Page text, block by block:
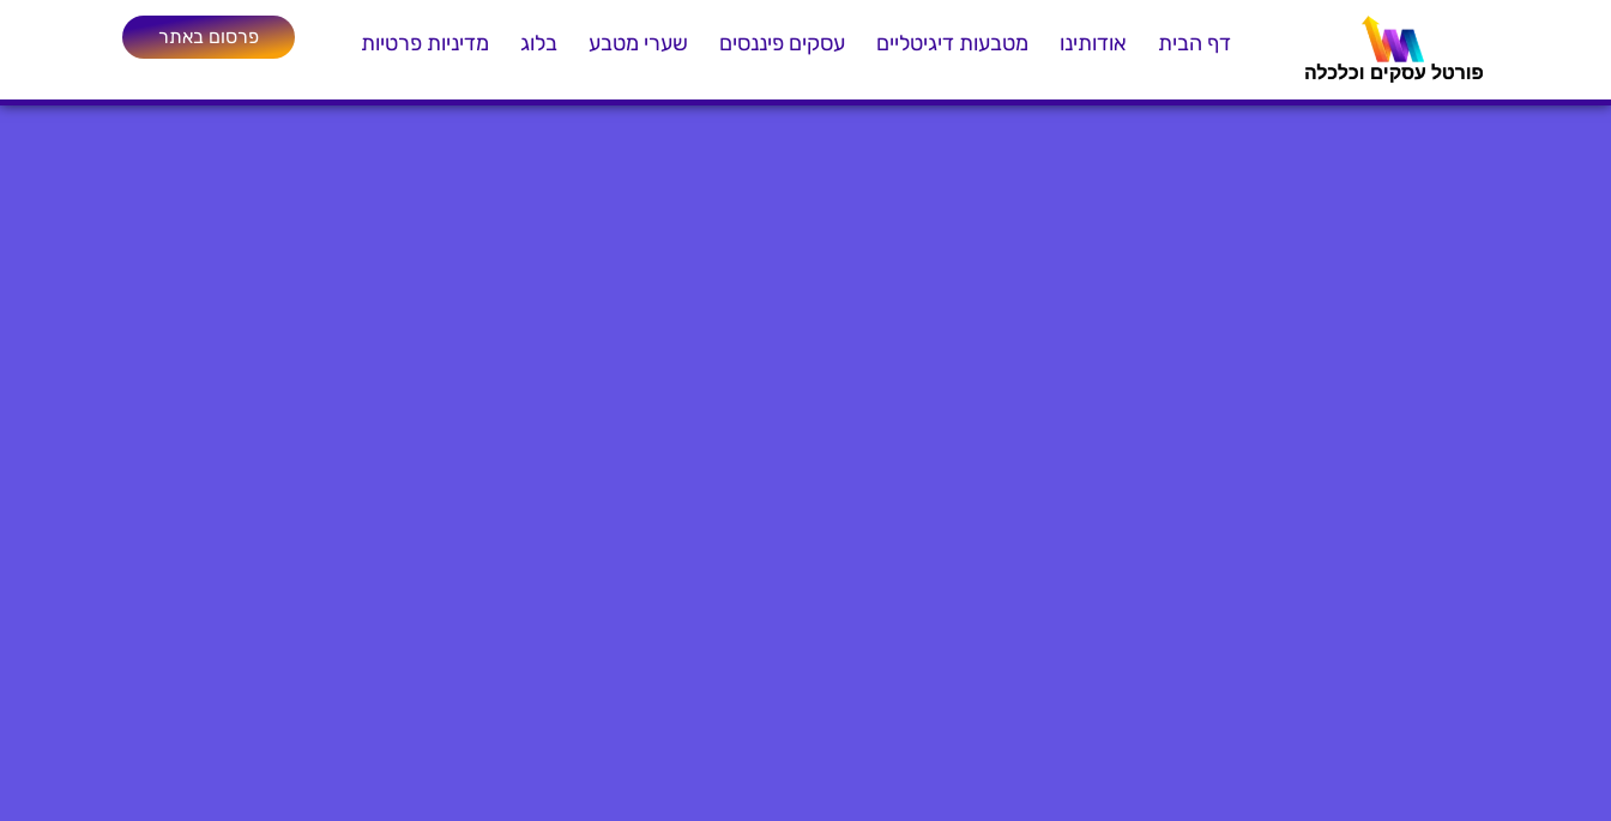
דף הבית אודותינו מטבעות דיגיטליים עסקים פיננסים שערי מטבע בלוג מדיניות פרטיות פרסום באתר